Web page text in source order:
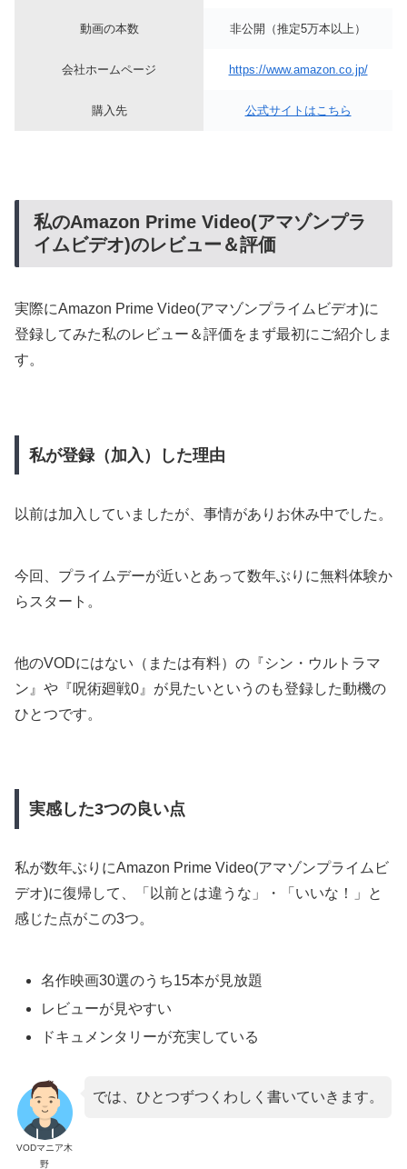
動画の本数 非公開（推定5万本以上）
会社ホームページ https://www.amazon.co.jp/
購入先 公式サイトはこちら
私のAmazon Prime Video(アマゾンプラ
イムビデオ)のレビュー＆評価
実際にAmazon Prime Video(アマゾンプライムビデオ)に
登録してみた私のレビュー＆評価をまず最初にご紹介しま
す。
私が登録（加入）した理由
以前は加入していましたが、事情がありお休み中でした。
今回、プライムデーが近いとあって数年ぶりに無料体験か
らスタート。
他のVODにはない（または有料）の『シン・ウルトラマ
ン』や『呪術廻戦0』が見たいというのも登録した動機の
ひとつです。
実感した3つの良い点
私が数年ぶりにAmazon Prime Video(アマゾンプライムビ
デオ)に復帰して、「以前とは違うな」・「いいな！」と
感じた点がこの3つ。
名作映画30選のうち15本が見放題
レビューが見やすい
ドキュメンタリーが充実している
VODマニア木
野
では、ひとつずつくわしく書いていきます。